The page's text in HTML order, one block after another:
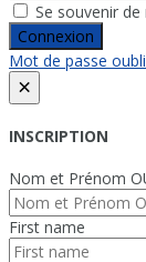
Se souvenir de
Connexion
Mot de passe
×
INSCRIPTION
Nom et Prénom
First name